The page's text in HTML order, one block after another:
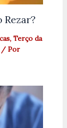
, Terço da
Por